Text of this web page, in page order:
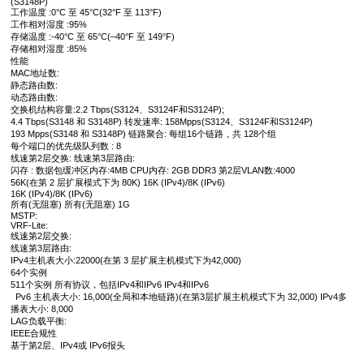
工作温度 :0°C 至 45°C(32°F 至 113°F)
工作相对湿度 :95%
存储温度 :-40°C 至 65°C(–40°F 至 149°F)
存储相对湿度 :85%
性能
MAC地址数:
静态路由数:
动态路由数:
交换机结构容量:2.2 Tbps(S3124、S3124F和S3124P);
4.4 Tbps(S3148 和 S3148P) 转发速率: 158Mpps(S3124、S3124F和S3124P)
193 Mpps(S3148 和 S3148P) 链路聚合: 每组16个链路，共 128个组
每个端口的优先级队列数 : 8
线速第2层交换: 线速第3层路由:
闪存 : 数据包缓冲区内存:4MB CPU内存: 2GB DDR3 第2层VLAN数:4000
56K(在第 2 层扩展模式下为 80K) 16K (IPv4)/8K (IPv6)
16K (IPv4)/8K (IPv6)
所有(无阻塞) 所有(无阻塞) 1G
MSTP:
VRF-Lite:
线速第2层交换:
线速第3层路由:
IPv4主机表大小:22000(在第 3 层扩展主机模式下为42,000)
64个实例
511个实例 所有协议，包括IPv4和IPv6 IPv4和IPv6
Pv6 主机表大小: 16,000(全局和本地链路)(在第3层扩展主机模式下为 32,000) IPv4多
播表大小: 8,000
LAG负载平衡:
IEEE合规性
基于第2层、IPv4或 IPv6报头